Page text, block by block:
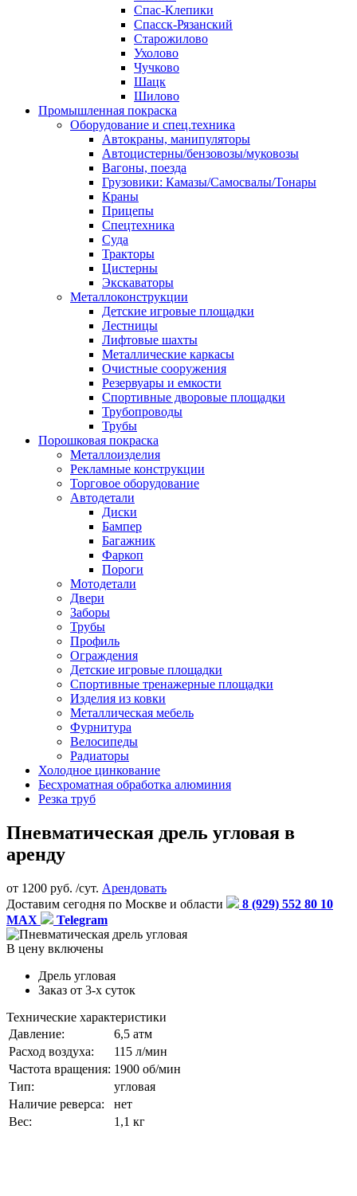
Спас-Клепики
Спасск-Рязанский
Старожилово
Ухолово
Чучково
Шацк
Шилово
Промышленная покраска
Оборудование и спец.техника
Автокраны, манипуляторы
Автоцистерны/бензовозы/муковозы
Вагоны, поезда
Грузовики: Камазы/Самосвалы/Тонары
Краны
Прицепы
Спецтехника
Суда
Тракторы
Цистерны
Экскаваторы
Металлоконструкции
Детские игровые площадки
Лестницы
Лифтовые шахты
Металлические каркасы
Очистные сооружения
Резервуары и емкости
Спортивные дворовые площадки
Трубопроводы
Трубы
Порошковая покраска
Металлоизделия
Рекламные конструкции
Торговое оборудование
Автодетали
Диски
Бампер
Багажник
Фаркоп
Пороги
Мотодетали
Двери
Заборы
Трубы
Профиль
Ограждения
Детские игровые площадки
Спортивные тренажерные площадки
Изделия из ковки
Металлическая мебель
Фурнитура
Велосипеды
Радиаторы
Холодное цинкование
Бесхроматная обработка алюминия
Резка труб
Пневматическая дрель угловая в
аренду
от 1200 руб. /сут. Арендовать
Доставим сегодня по Москве и области
8 (929) 552 80 10
MAX
Telegram
В цену включены
Дрель угловая
Заказ от 3-х суток
Технические характеристики
Давление:
6,5 атм
Расход воздуха:
115 л/мин
Частота вращения: 1900 об/мин
Тип:
угловая
Наличие реверса:
нет
Вес:
1,1 кг